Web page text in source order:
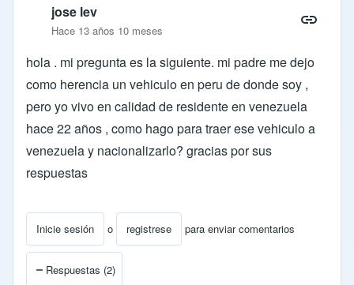
jose lev
Hace 13 años 10 meses
hola . mi pregunta es la siguiente. mi padre me dejo
como herencia un vehiculo en peru de donde soy ,
pero yo vivo en calidad de residente en venezuela
hace 22 años , como hago para traer ese vehiculo a
venezuela y nacionalizarlo? gracias por sus
respuestas
Inicie sesión o registrese para enviar comentarios
Respuestas (2)